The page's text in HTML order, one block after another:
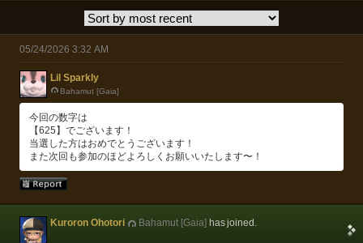
05/24/2026 3:32 AM
Lil Sparkly
Bahamut [Gaia]
今回の数字は
【625】でございます！
当選した方はおめでとうございます！
また次回も参加のほどよろしくお願いいたします〜！
Kuroron Ohotori Bahamut [Gaia] has joined.